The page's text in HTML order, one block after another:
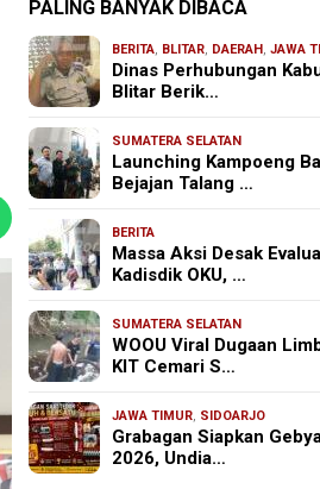
PALING BANYAK DIBACA
BERITA, BLITAR, DAERAH ,JAWA
Dinas Perhubungan
Blitar Berik…
SUMATERA SELATAN
Launching Kampoeng
Bejajan Talang …
BERITA
Massa Aksi Desak
Kadisdik OKU, …
SUMATERA SELATAN
WOOU Viral Dugaan
KIT Cemari S…
JAWA TIMUR, SIDOARJO
Grabagan Siapkan
2026, Undia…